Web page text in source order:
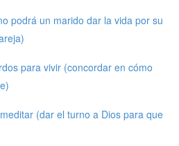
podrá un marido dar la vida por su
para vivir (concordar en cómo
(dar el turno a Dios para que